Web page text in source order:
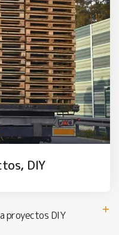
DIY
proyectos DIY